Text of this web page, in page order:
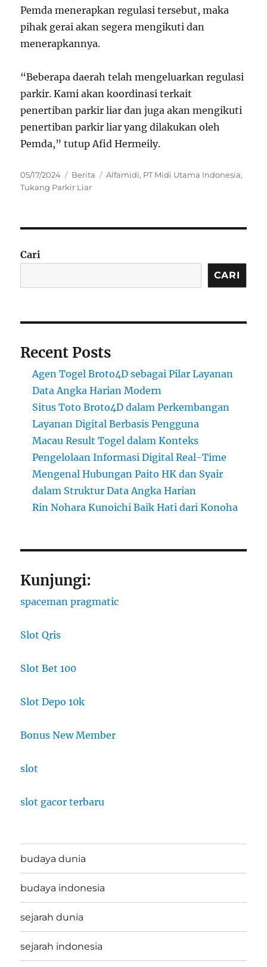
Pemda menerapkan regulasi tersebut, maka
pihak gerai akan segera mengikuti dan
menerapkannya.
“Beberapa daerah telah mengeluarkan regulasi
parkir. Kami akan koordinasi terkait
penertiban parkir liar dan juga akan mengikuti
penertiban parkir liar yang dilakukan oleh
Pemda,” tutup Afid Hermeily.
Posted
on
05/17/2024 Categories
Berita Tags
Alfamidi, PT Midi Utama Indonesia,
Tukang Parkir Liar
Cari
CARI
Recent Posts
Agen Togel Broto4D sebagai Pilar Layanan
Data Angka Harian Modern
Situs Toto Broto4D dalam Perkembangan
Layanan Digital Berbasis Pengguna
Macau Result Togel dalam Konteks
Pengelolaan Informasi Digital Real-Time
Mengenal Hubungan Paito HK dan Syair
dalam Struktur Data Angka Harian
Rin Nohara Kunoichi Baik Hati dari Konoha
Kunjungi:
spaceman pragmatic
Slot Qris
Slot Bet 100
Slot Depo 10k
Bonus New Member
slot
slot gacor terbaru
budaya dunia
budaya indonesia
sejarah dunia
sejarah indonesia